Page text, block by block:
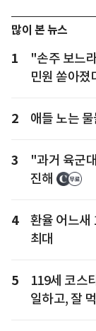
많이 본 뉴스
1
"손주 보느
민원 쏟아졌
2 애들 노는
3
"과거 육군
진해
4
환율 어느새
최대
5
119세 코스
일하고, 잘